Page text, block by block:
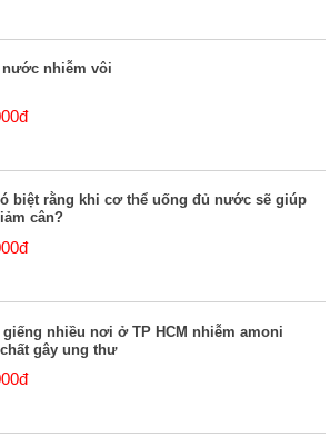
nhiễm vôi
biệt rằng khi cơ thể uống đủ nước sẽ giúp
cân?
nhiều nơi ở TP HCM nhiễm amoni
gây ung thư